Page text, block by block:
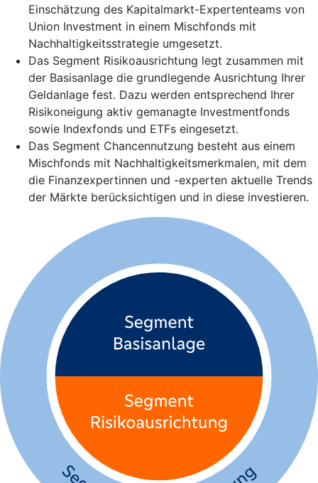
Einschätzung des Kapitalmarkt-Expertenteams von
Union Investment in einem Mischfonds mit
Nachhaltigkeitsstrategie umgesetzt.
Das Segment Risikoausrichtung legt zusammen mit
der Basisanlage die grundlegende Ausrichtung Ihrer
Geldanlage fest. Dazu werden entsprechend Ihrer
Risikoneigung aktiv gemanagte Investmentfonds
sowie Indexfonds und ETFs eingesetzt.
Das Segment Chancennutzung besteht aus einem
Mischfonds mit Nachhaltigkeitsmerkmalen, mit dem
die Finanzexpertinnen und -experten aktuelle Trends
der Märkte berücksichtigen und in diese investieren.